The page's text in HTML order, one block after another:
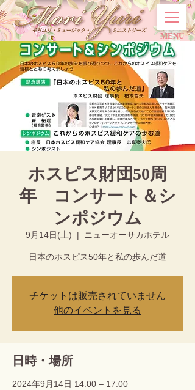
MENU
ホスピス財団50周
年 コンサート＆シ
ンポジウム
9月14日(土)
  |
ニューオーサカホテル
日本のホスピス50年と私の歩んだ道
チケットは販売されていません
他のイベントを見る
日時・場所
2024年9月14日 14:00 – 17:00